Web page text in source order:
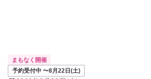
まもなく開催
予約受付中 〜8月22日(土)